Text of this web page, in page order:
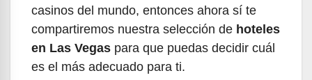
casinos del mundo, entonces ahora sí te
compartiremos nuestra selección de hoteles
en Las Vegas para que puedas decidir cuál
es el más adecuado para ti.